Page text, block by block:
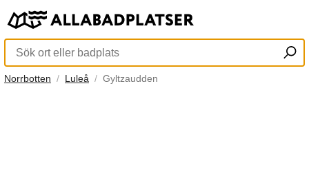
Norrbotten Luleå Gyltzaudden